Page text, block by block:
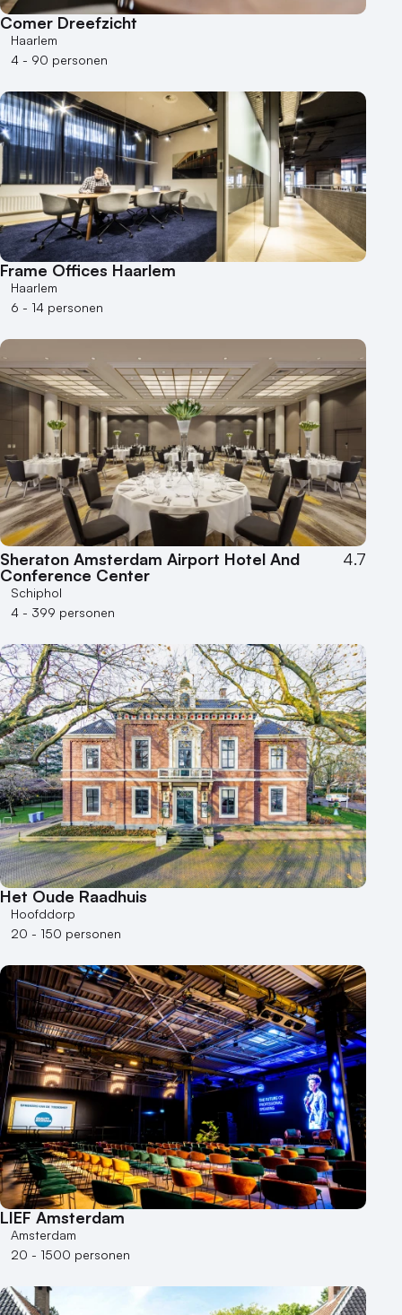
Kleine / intieme locatie
Locaties aan zee
Museum
Varende locatie
Comer Dreefzicht
Haarlem
4 - 90 personen
Frame Offices Haarlem
Haarlem
6 - 14 personen
Sheraton Amsterdam Airport Hotel And
Conference Center
4.7
Schiphol
4 - 399 personen
Het Oude Raadhuis
Hoofddorp
20 - 150 personen
LIEF Amsterdam
Amsterdam
20 - 1500 personen